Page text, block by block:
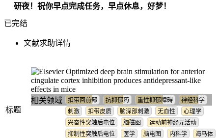
研夜！祝你早点完成任务，早点休息，好梦！
已完结
文献求助详情
标题
Optimized deep brain stimulation for anterior
cingulate cortex inhibition produces antidepressant-like
effects in mice
相关领域
扣带回前部 抗抑郁药 重性抑郁障碍
神经科学
刺激
扣带皮质 脑深部刺激 无血性
心理学
兴奋性突触后电位
脑磁图
运动前神经元活动
抑制性突触后电位
医学 脑电图 内科学
海马体